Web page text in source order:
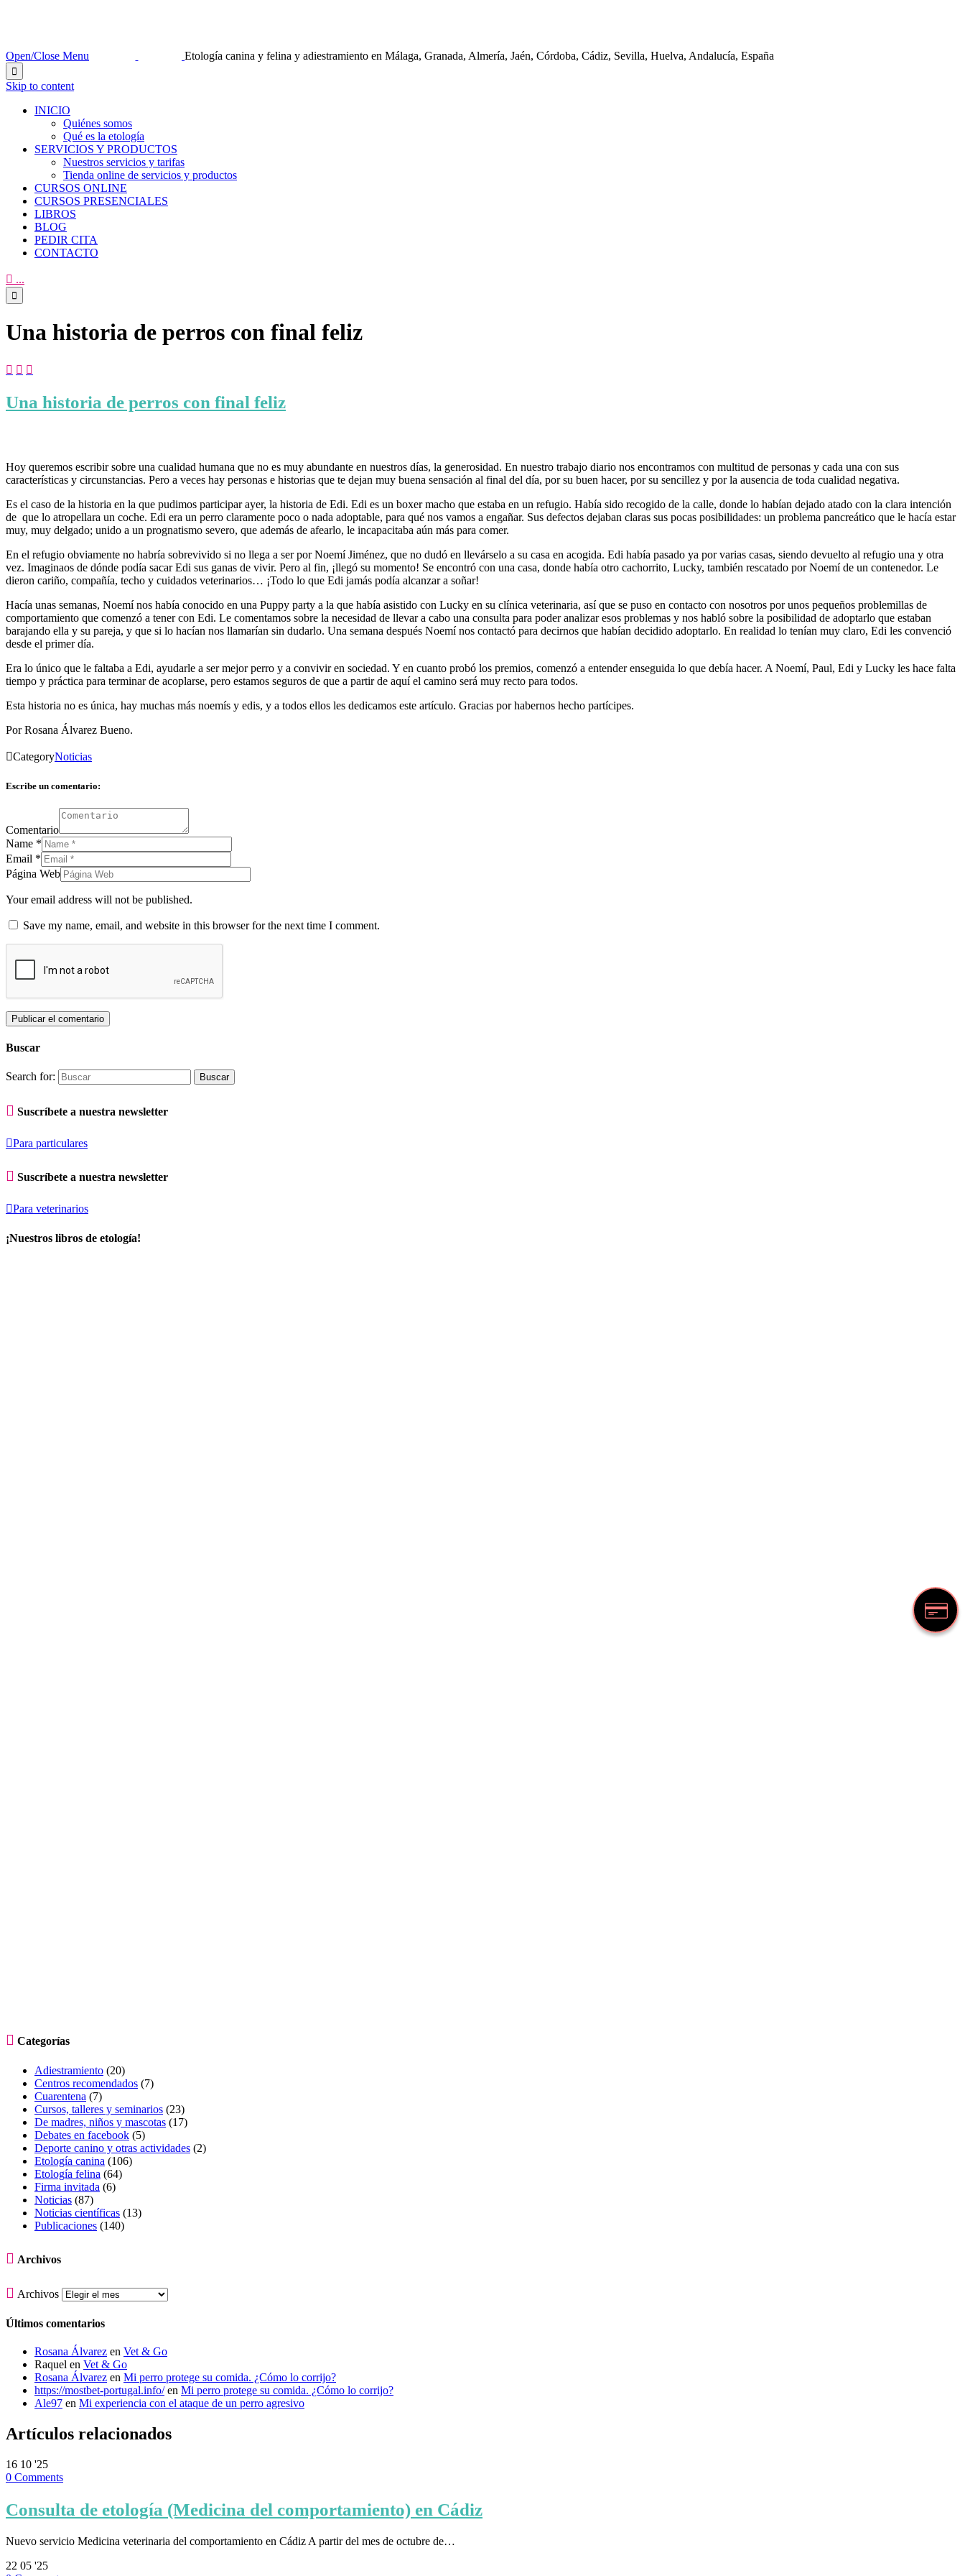
Open/Close Menu Etología canina y felina y adiestramiento en Málaga, Granada, Almería, Jaén, Córdoba, Cádiz, Sevilla, Huelva, Andalucía, España

Skip to content
INICIO
Quiénes somos
Qué es la etología
SERVICIOS Y PRODUCTOS
Nuestros servicios y tarifas
Tienda online de servicios y productos
CURSOS ONLINE
CURSOS PRESENCIALES
LIBROS
BLOG
PEDIR CITA
CONTACTO
 ...

Una historia de perros con final feliz
  
Una historia de perros con final feliz
Hoy queremos escribir sobre una cualidad humana que no es muy abundante en nuestros días, la generosidad. En nuestro trabajo diario nos encontramos con multitud de personas y cada una con sus
características y circunstancias. Pero a veces hay personas e historias que te dejan muy buena sensación al final del día, por su buen hacer, por su sencillez y por la ausencia de toda cualidad negativa.
Es el caso de la historia en la que pudimos participar ayer, la historia de Edi. Edi es un boxer macho que estaba en un refugio. Había sido recogido de la calle, donde lo habían dejado atado con la clara intención
de que lo atropellara un coche. Edi era un perro claramente poco o nada adoptable, para qué nos vamos a engañar. Sus defectos dejaban claras sus pocas posibilidades: un problema pancreático que le hacía estar
muy, muy delgado; unido a un prognatismo severo, que además de afearlo, le incapacitaba aún más para comer.
En el refugio obviamente no habría sobrevivido si no llega a ser por Noemí Jiménez, que no dudó en llevárselo a su casa en acogida. Edi había pasado ya por varias casas, siendo devuelto al refugio una y otra
vez. Imaginaos de dónde podía sacar Edi sus ganas de vivir. Pero al fin, ¡llegó su momento! Se encontró con una casa, donde había otro cachorrito, Lucky, también rescatado por Noemí de un contenedor. Le
dieron cariño, compañía, techo y cuidados veterinarios… ¡Todo lo que Edi jamás podía alcanzar a soñar!
Hacía unas semanas, Noemí nos había conocido en una Puppy party a la que había asistido con Lucky en su clínica veterinaria, así que se puso en contacto con nosotros por unos pequeños problemillas de
comportamiento que comenzó a tener con Edi. Le comentamos sobre la necesidad de llevar a cabo una consulta para poder analizar esos problemas y nos habló sobre la posibilidad de adoptarlo que estaban
barajando ella y su pareja, y que si lo hacían nos llamarían sin dudarlo. Una semana después Noemí nos contactó para decirnos que habían decidido adoptarlo. En realidad lo tenían muy claro, Edi les convenció
desde el primer día.
Era lo único que le faltaba a Edi, ayudarle a ser mejor perro y a convivir en sociedad. Y en cuanto probó los premios, comenzó a entender enseguida lo que debía hacer. A Noemí, Paul, Edi y Lucky les hace falta
tiempo y práctica para terminar de acoplarse, pero estamos seguros de que a partir de aquí el camino será muy recto para todos.
Esta historia no es única, hay muchas más noemís y edis, y a todos ellos les dedicamos este artículo. Gracias por habernos hecho partícipes.
Por Rosana Álvarez Bueno.
CategoryNoticias
Escribe un comentario:
Comentario
Name *
Email *
Página Web
Your email address will not be published.
Save my name, email, and website in this browser for the next time I comment.
Buscar
Search for:
 Suscríbete a nuestra newsletter
Para particulares
 Suscríbete a nuestra newsletter
Para veterinarios
¡Nuestros libros de etología!
 Categorías
Adiestramiento (20)
Centros recomendados (7)
Cuarentena (7)
Cursos, talleres y seminarios (23)
De madres, niños y mascotas (17)
Debates en facebook (5)
Deporte canino y otras actividades (2)
Etología canina (106)
Etología felina (64)
Firma invitada (6)
Noticias (87)
Noticias científicas (13)
Publicaciones (140)
 Archivos
 Archivos
Últimos comentarios
Rosana Álvarez en Vet & Go
Raquel en Vet & Go
Rosana Álvarez en Mi perro protege su comida. ¿Cómo lo corrijo?
https://mostbet-portugal.info/en Mi perro protege su comida. ¿Cómo lo corrijo?
Ale97 en Mi experiencia con el ataque de un perro agresivo
Artículos relacionados
16 10 '25
0 Comments
Consulta de etología (Medicina del comportamiento) en Cádiz
Nuevo servicio Medicina veterinaria del comportamiento en Cádiz A partir del mes de octubre de…
22 05 '25